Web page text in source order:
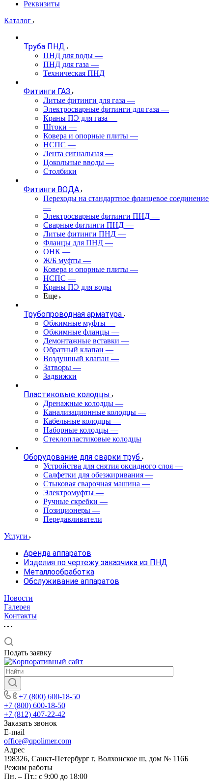
Реквизиты
Каталог
Труба ПНД
ПНД для воды —
ПНД для газа —
Техническая ПНД
Фитинги ГАЗ
Литые фитинги для газа —
Электросварные фитинги для газа —
Краны ПЭ для газа —
Штоки —
Ковера и опорные плиты —
НСПС —
Лента сигнальная —
Цокольные вводы —
Столбики
Фитинги ВОДА
Переходы на стандартное фланцевое соединение
—
Электросварные фитинги ПНД —
Сварные фитинги ПНД —
Литые фитинги ПНД —
Фланцы для ПНД —
ОНК —
Ж/Б муфты —
Ковера и опорные плиты —
НСПС —
Краны ПЭ для воды
Еще
Трубопроводная арматура
Обжимные муфты —
Обжимные фланцы —
Демонтажные вставки —
Обратный клапан —
Воздушный клапан —
Затворы —
Задвижки
Пластиковые колодцы
Дренажные колодцы —
Канализационные колодцы —
Кабельные колодцы —
Наборные колодцы —
Стеклопластиковые колодцы
Оборудование для сварки труб
Устройства для снятия оксидного слоя —
Салфетки для обезжиривания —
Стыковая сварочная машина —
Электромуфты —
Ручные скребки —
Позиционеры —
Передавливатели
Услуги
Аренда аппаратов
Изделия по чертежу заказчика из ПНД
Металлообработка
Обслуживание аппаратов
Новости
Галерея
Контакты
Подать заявку
+7 (800) 600-18-50
+7 (800) 600-18-50
+7 (812) 407-22-42
Заказать звонок
E-mail
office@qpolimer.com
Адрес
198326, Санкт-Петербург г, Волхонское ш, дом № 116Б
Режим работы
Пн. – Пт.: с 9:00 до 18:00